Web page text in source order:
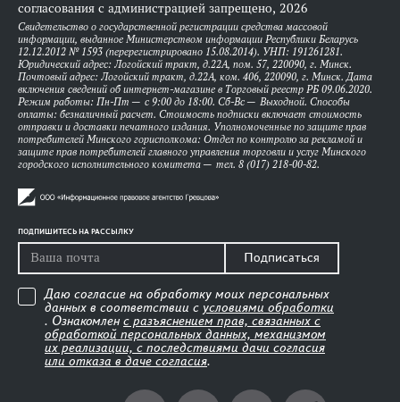
согласования с администрацией запрещено, 2026
Свидетельство о государственной регистрации средства массовой
информации, выданное Министерством информации Республики Беларусь
12.12.2012 № 1593 (перерегистрировано 15.08.2014). УНП: 191261281.
Юридический адрес: Логойский тракт, д.22А, пом. 57, 220090, г. Минск.
Почтовый адрес: Логойский тракт, д.22А, ком. 406, 220090, г. Минск. Дата
включения сведений об интернет-магазине в Торговый реестр РБ 09.06.2020.
Режим работы: Пн-Пт — с 9:00 до 18:00. Сб-Вс — Выходной. Способы
оплаты: безналичный расчет. Стоимость подписки включает стоимость
отправки и доставки печатного издания. Уполномоченные по защите прав
потребителей Минского горисполкома: Отдел по контролю за рекламой и
защите прав потребителей главного управления торговли и услуг Минского
городского исполнительного комитета — тел. 8 (017) 218-00-82.
ПОДПИШИТЕСЬ НА РАССЫЛКУ
Подписаться
Даю согласие на обработку моих персональных
данных в соответствии с условиями обработки
. Ознакомлен с разъяснением прав, связанных с
обработкой персональных данных, механизмом
их реализации, с последствиями дачи согласия
или отказа в даче согласия.